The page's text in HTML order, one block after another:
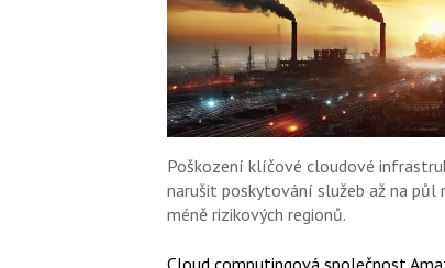
Poškození klíčové cloudové
narušit poskytování služeb až na půl
méně rizikových regionů.
Cloud computingová společnost